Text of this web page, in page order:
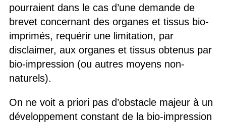
pourraient dans le cas d’une demande de
brevet concernant des organes et tissus bio-
imprimés, requérir une limitation, par
disclaimer, aux organes et tissus obtenus par
bio-impression (ou autres moyens non-
naturels).
On ne voit a priori pas d’obstacle majeur à un
développement constant de la bio-impression